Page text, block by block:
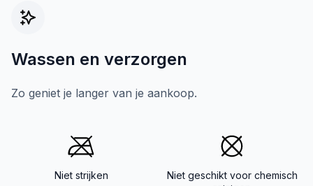
Wassen en verzorgen
Zo geniet je langer van je aankoop.
Niet strijken
Niet geschikt voor chemisch